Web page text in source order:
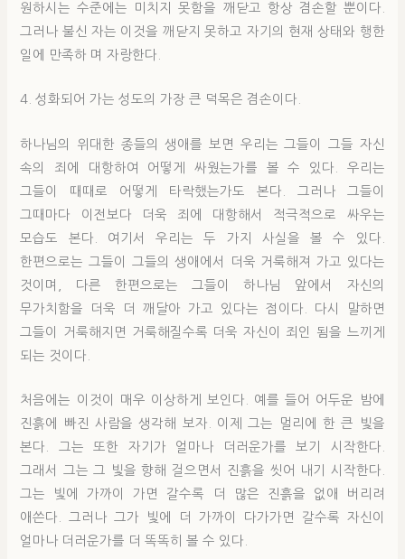
원하시는 수준에는 미치지 못함을 깨닫고 항상 겸손할 뿐이다.
그러나 불신 자는 이것을 깨닫지 못하고 자기의 현재 상태와 행한
일에 만족하 며 자랑한다.
4. 성화되어 가는 성도의 가장 큰 덕목은 겸손이다.
하나님의 위대한 종들의 생애를 보면 우리는 그들이 그들 자신
속의 죄에 대항하여 어떻게 싸웠는가를 볼 수 있다. 우리는
그들이 때때로 어떻게 타락했는가도 본다. 그러나 그들이
그때마다 이전보다 더욱 죄에 대항해서 적극적으로 싸우는
모습도 본다. 여기서 우리는 두 가지 사실을 볼 수 있다.
한편으로는 그들이 그들의 생애에서 더욱 거룩해져 가고 있다는
것이며, 다른 한편으로는 그들이 하나님 앞에서 자신의
무가치함을 더욱 더 깨달아 가고 있다는 점이다. 다시 말하면
그들이 거룩해지면 거룩해질수록 더욱 자신이 죄인 됨을 느끼게
되는 것이다.
처음에는 이것이 매우 이상하게 보인다. 예를 들어 어두운 밤에
진흙에 빠진 사람을 생각해 보자. 이제 그는 멀리에 한 큰 빛을
본다. 그는 또한 자기가 얼마나 더러운가를 보기 시작한다.
그래서 그는 그 빛을 향해 걸으면서 진흙을 씻어 내기 시작한다.
그는 빛에 가까이 가면 갈수록 더 많은 진흙을 없애 버리려
애쓴다. 그러나 그가 빛에 더 가까이 다가가면 갈수록 자신이
얼마나 더러운가를 더 똑똑히 볼 수 있다.